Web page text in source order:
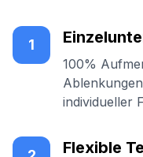
1
100%
individueller
Flexible